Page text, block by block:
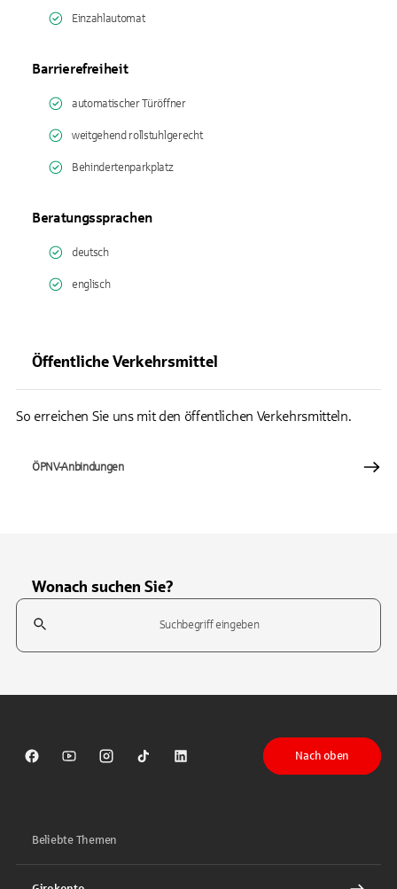
Einzahlautomat
Barrierefreiheit
automatischer Türöffner
weitgehend rollstuhlgerecht
Behindertenparkplatz
Beratungssprachen
deutsch
englisch
Öffentliche Verkehrsmittel
So erreichen Sie uns mit den öffentlichen Verkehrsmitteln.
ÖPNV-Anbindungen
Wonach suchen Sie?
Suchfeld
Sparkasse auf Facebook
Sparkasse auf Youtube
Sparkasse auf Instagram
Sparkasse auf TikTok
Sparkasse auf LinkedIn
Nach oben
Beliebte Themen